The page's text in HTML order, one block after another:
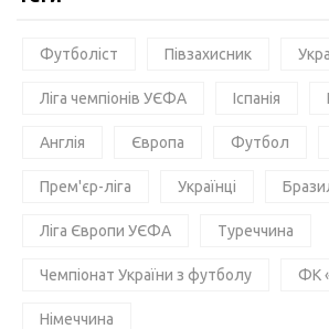
Футболіст Півзахисник
Ліга чемпіонів УЄФА Іспанія
Англія Європа Футбол
Прем'єр-ліга Українці
Ліга Європи УЄФА Туреччина
Чемпіонат України з футболу ФК
Німеччина